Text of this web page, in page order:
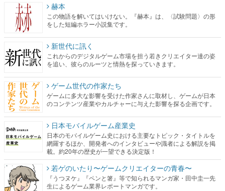
赫本
この物語を解いてはいけない。『赫本』は、〈試験問題〉の形
をした短編ホラー小説集です。
新世代に訊く
これからのデジタルゲーム市場を担う若きクリエイター達の姿
を追い、彼らのルーツと情熱を探っていきます。
ゲーム世代の作家たち
ゲームに多大な影響を受けた作家さんに取材し、ゲームが日本
のコンテンツ産業やカルチャーに与えた影響を探る企画です。
日本モバイルゲーム産業史
日本のモバイルゲーム史における主要なトピック・タイトルを
網羅するほか、開発者へのインタビューや識者による解説を掲
載。約20年の歴史が一望できる決定版！
若ゲのいたり〜ゲームクリエイターの青春〜
『うつヌケ』『ペンと箸』等で知られるマンガ家・田中圭一先
生によるゲーム業界レポートマンガです。